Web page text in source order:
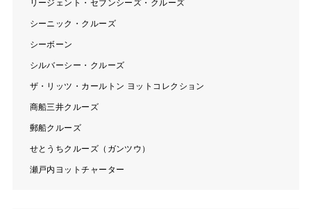
リージェント・セブンシーズ・クルーズ
シーニック・クルーズ
シーボーン
シルバーシー・クルーズ
ザ・リッツ・カールトン ヨットコレクション
商船三井クルーズ
郵船クルーズ
せとうちクルーズ（ガンツウ）
瀬戸内ヨットチャーター